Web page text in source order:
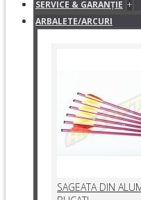
SERVICE & GARANŢIE +
ARBALETE/ARCURI
SAGEATA DIN